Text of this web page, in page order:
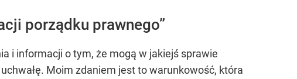
porządku prawnego”
i informacji o tym, że mogą w jakiejś sprawie
Moim zdaniem jest to warunkowość, która